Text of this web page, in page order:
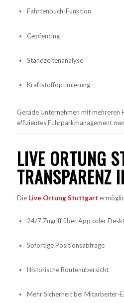
Fahrtenbuch-Funktion
Geofencing
Standzeitenanalyse
Kraftstoffoptimierung
Gerade Unternehmen mit mehreren
effizientes Fuhrparkmanagement
LIVE ORTUNG
TRANSPARENZ
Die Live Ortung Stuttgart
24/7 Zugriff über App oder
Sofortige Positionsabfrage
Historische Routenübersicht
Mehr Sicherheit bei Mitarbeiter-